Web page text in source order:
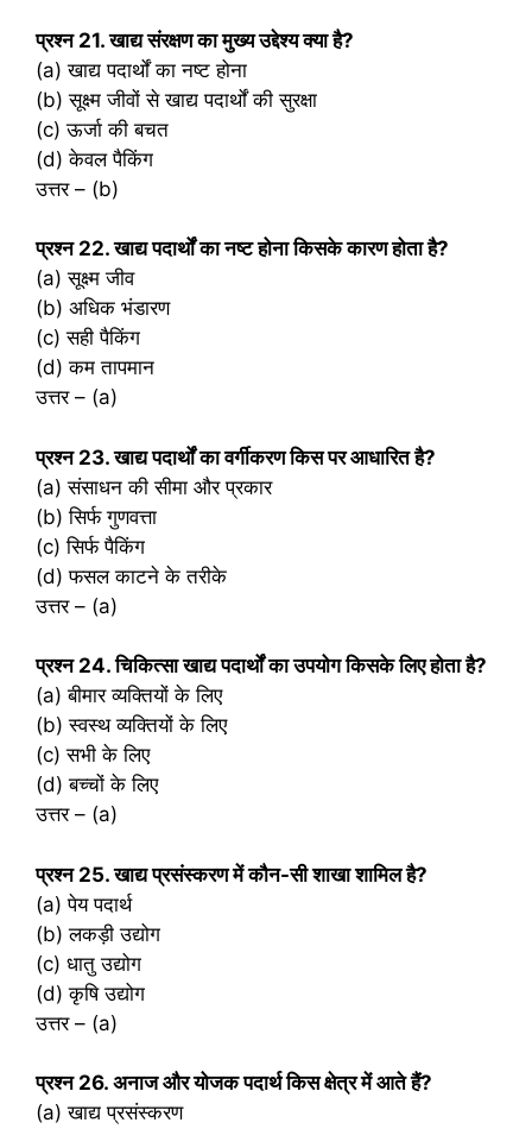
प्रश्‍न 21. खाद्य संरक्षण का मुख्य उद्देश्य क्या है?
(a) खाद्य पदार्थों का नष्ट होना
(b) सूक्ष्म जीवों से खाद्य पदार्थों की सुरक्षा
(c) ऊर्जा की बचत
(d) केवल पैकिंग
उत्तर – (b)
प्रश्‍न 22. खाद्य पदार्थों का नष्ट होना किसके कारण होता है?
(a) सूक्ष्म जीव
(b) अधिक भंडारण
(c) सही पैकिंग
(d) कम तापमान
उत्तर – (a)
प्रश्‍न 23. खाद्य पदार्थों का वर्गीकरण किस पर आधारित है?
(a) संसाधन की सीमा और प्रकार
(b) सिर्फ गुणवत्ता
(c) सिर्फ पैकिंग
(d) फसल काटने के तरीके
उत्तर – (a)
प्रश्‍न 24. चिकित्सा खाद्य पदार्थों का उपयोग किसके लिए होता है?
(a) बीमार व्यक्तियों के लिए
(b) स्वस्थ व्यक्तियों के लिए
(c) सभी के लिए
(d) बच्चों के लिए
उत्तर – (a)
प्रश्‍न 25. खाद्य प्रसंस्करण में कौन-सी शाखा शामिल है?
(a) पेय पदार्थ
(b) लकड़ी उद्योग
(c) धातु उद्योग
(d) कृषि उद्योग
उत्तर – (a)
प्रश्‍न 26. अनाज और योजक पदार्थ किस क्षेत्र में आते हैं?
(a) खाद्य प्रसंस्करण